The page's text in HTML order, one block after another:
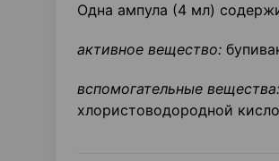
Одна ампула (4 мл)
активное вещество:
вспомогательные вещества:
хлористоводородной